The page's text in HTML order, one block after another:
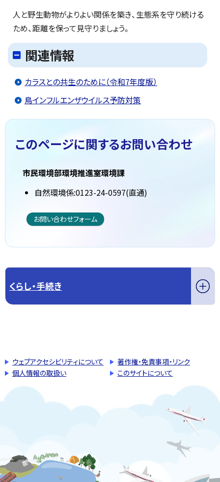
人と野生動物がよりよい関係を築き、生態系を守り続ける
ため、距離を保って見守りましょう。
関連情報
カラスとの共生のために（令和7年度版）
鳥インフルエンザウイルス予防対策
このページに関するお問い合わせ
市民環境部環境推進室環境課
自然環境係:0123-24-0597(直通)
お問い合わせフォーム
くらし・手続き
ウェブアクセシビリティについて
著作権・免責事項・リンク
個人情報の取扱い
このサイトについて